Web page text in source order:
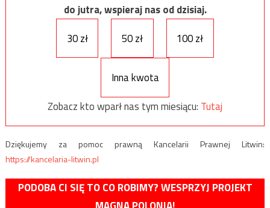
do jutra, wspieraj nas od dzisiaj.
30 zł
50 zł 100 zł
Inna kwota
Zobacz kto wparł nas tym miesiącu: Tutaj
Dziękujemy za pomoc prawną Kancelarii Prawnej Litwin:
https://kancelaria-litwin.pl
PODOBA CI SIĘ TO CO ROBIMY? WESPRZYJ PROJEKT